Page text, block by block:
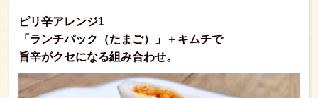
ピリ辛アレンジ1
「ランチパック（たまご）」＋キムチで
旨辛がクセになる組み合わせ。